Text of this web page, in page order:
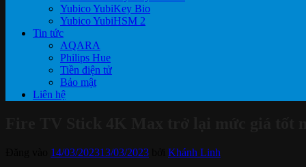
Yubico YubiKey Bio
Yubico YubiHSM 2
Tin tức
AQARA
Philips Hue
Tiền điện tử
Bảo mật
Liên hệ
14/03/202313/03/2023 Khánh Linh